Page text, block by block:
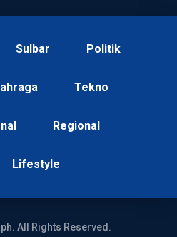
Sulbar Politik
Tekno
Regional
Lifestyle
All Rights Reserved.